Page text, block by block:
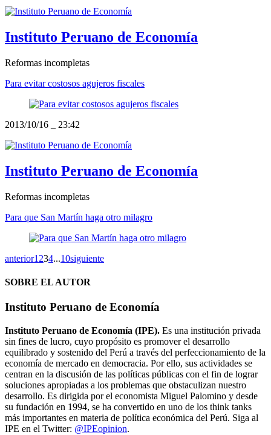
Instituto Peruano de Economía
Reformas incompletas
Para evitar costosos agujeros fiscales
2013/10/16 23:42
Instituto Peruano de Economía
Reformas incompletas
Para que San Martín haga otro milagro
anterior1 234...10siguiente
SOBRE EL AUTOR
Instituto Peruano de Economía
Instituto Peruano de Economía (IPE). Es una institución privada
sin fines de lucro, cuyo propósito es promover el desarrollo
equilibrado y sostenido del Perú a través del perfeccionamiento de la
economía de mercado en democracia. Por ello, sus actividades se
centran en la discusión de las políticas públicas con el fin de lograr
soluciones apropiadas a los problemas que obstaculizan nuestro
desarrollo. Es dirigida por el economista Miguel Palomino y desde
su fundación en 1994, se ha convertido en uno de los think tanks
más importantes en materia de política económica del Perú. Siga al
IPE en el Twitter: @IPEopinion.